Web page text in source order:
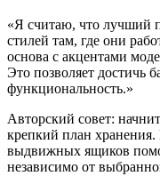
«Я считаю, что лучший
стилей там, где они
основа с акцентами
Это позволяет достичь
функциональность.»
Авторский совет:
крепкий план
выдвижных ящиков
независимо от